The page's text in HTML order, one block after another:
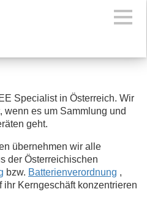
Specialist in Österreich. Wir
wenn es um Sammlung und
geht.
übernehmen wir alle
der Österreichischen
bzw. Batterienverordnung ,
Kerngeschäft konzentrieren